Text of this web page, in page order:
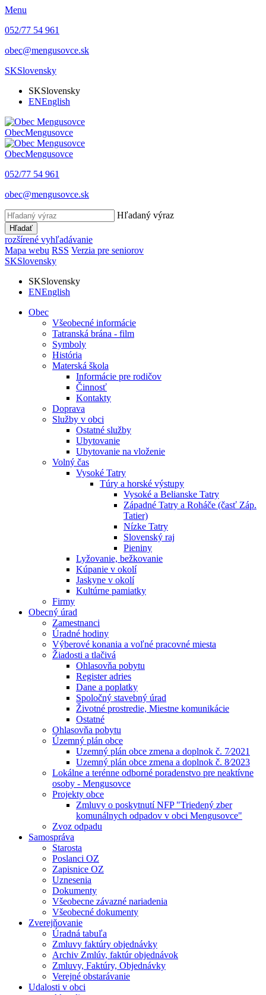
Menu
052/77 54 961
obec@mengusovce.sk
SKSlovensky
SKSlovensky
ENEnglish
ObecMengusovce
ObecMengusovce
052/77 54 961
obec@mengusovce.sk
Hľadaný výraz
Hľadať
rozšírené vyhľadávanie
Mapa webu RSS Verzia pre seniorov
SKSlovensky
SKSlovensky
ENEnglish
Obec
Všeobecné informácie
Tatranská brána - film
Symboly
História
Materská škola
Informácie pre rodičov
Činnosť
Kontakty
Doprava
Služby v obci
Ostatné služby
Ubytovanie
Ubytovanie na vloženie
Volný čas
Vysoké Tatry
Túry a horské výstupy
Vysoké a Belianske Tatry
Západné Tatry a Roháče (časť Záp.
Tatier)
Nízke Tatry
Slovenský raj
Pieniny
Lyžovanie, bežkovanie
Kúpanie v okolí
Jaskyne v okolí
Kultúrne pamiatky
Firmy
Obecný úrad
Zamestnanci
Úradné hodiny
Výberové konania a voľné pracovné miesta
Žiadosti a tlačivá
Ohlasovňa pobytu
Register adries
Dane a poplatky
Spoločný stavebný úrad
Životné prostredie, Miestne komunikácie
Ostatné
Ohlasovňa pobytu
Územný plán obce
Uzemný plán obce zmena a doplnok č. 7⁄2021
Uzemný plán obce zmena a doplnok č. 8⁄2023
Lokálne a terénne odborné poradenstvo pre neaktívne
osoby - Mengusovce
Projekty obce
Zmluvy o poskytnutí NFP "Triedený zber
komunálnych odpadov v obci Mengusovce"
Zvoz odpadu
Samospráva
Starosta
Poslanci OZ
Zapisnice OZ
Uznesenia
Dokumenty
Všeobecne závazné nariadenia
Všeobecné dokumenty
Zverejňovanie
Úradná tabuľa
Zmluvy faktúry objednávky
Archiv Zmlúv, faktúr objednávok
Zmluvy, Faktúry, Objednávky
Verejné obstarávanie
Udalosti v obci